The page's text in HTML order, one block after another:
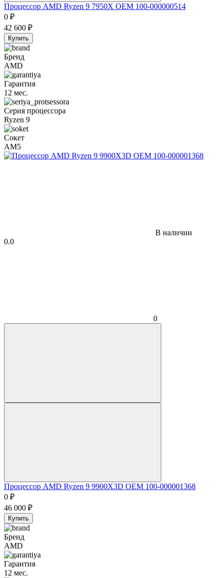
Процессор AMD Ryzen 9 7950X OEM 100-000000514
0 ₽
42 600 ₽
Купить
Бренд
AMD
Гарантия
12 мес.
Серия процессора
Ryzen 9
Сокет
AM5
В наличии
0.0
0
Процессор AMD Ryzen 9 9900X3D OEM 100-000001368
0 ₽
46 000 ₽
Купить
Бренд
AMD
Гарантия
12 мес.